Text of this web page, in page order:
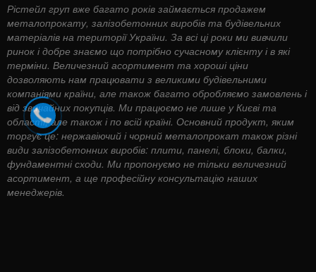
Рістейл груп вже багато років займається продажем
металопрокату, залізобетонних виробів та будівельних
матеріалів на території України. За всі ці роки ми вивчили
ринок і добре знаємо що потрібно сучасному клієнту і в які
терміни. Величезний асортимент та хороші ціни
дозволяють нам працювати з великими будівельними
компаніями країни, але також багато обробляємо замовлень і
від звичайних покупців. Ми працюємо не лише у Києві та
області, але також і по всій країні. Основний продукт, яким
торгує це: нержавіючий і чорний металопрокат також різні
види залізобетонних виробів: плити, панелі, блоки, балки,
фундаментні сходи. Ми пропонуємо не тільки величезний
асортимент, а ще професійну консультацію наших
менеджерів.